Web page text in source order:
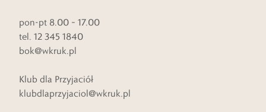
pon-pt 8.00 – 17.00
tel. 12 345 1840
bok@wkruk.pl
Klub dla Przyjaciół
klubdlaprzyjaciol@wkruk.pl